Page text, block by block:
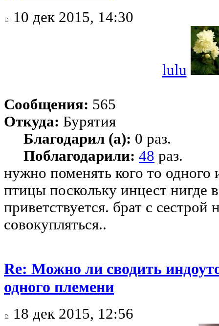
10 дек 2015, 14:30
lulu
Сообщения: 565
Откуда: Бурятия
Благодарил (а): 0 раз.
Поблагодарили: 48 раз.
нужно поменять кого то одного
птицы поскольку инцест нигде
приветствуется. брат с
совoкупляться..
Re: Можно ли сводить
одного племени
18 дек 2015, 12:56